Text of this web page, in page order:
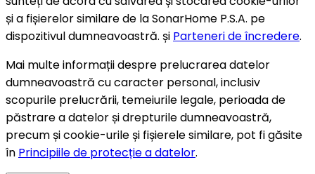
și a fișierelor similare de la SonarHome P.S.A. pe
dispozitivul dumneavoastră. și Parteneri de încredere.
Mai multe informații despre prelucrarea datelor
dumneavoastră cu caracter personal, inclusiv
scopurile prelucrării, temeiurile legale, perioada de
păstrare a datelor și drepturile dumneavoastră,
precum și cookie-urile și fișierele similare, pot fi găsite
în Principiile de protecție a datelor.